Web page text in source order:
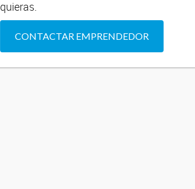
quieras.
CONTACTAR EMPRENDEDOR